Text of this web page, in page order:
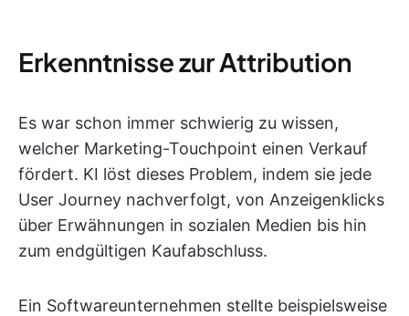
Erkenntnisse zur Attribution
Es war schon immer schwierig zu wissen,
welcher Marketing-Touchpoint einen Verkauf
fördert. KI löst dieses Problem, indem sie jede
User Journey nachverfolgt, von Anzeigenklicks
über Erwähnungen in sozialen Medien bis hin
zum endgültigen Kaufabschluss.
Ein Softwareunternehmen stellte beispielsweise